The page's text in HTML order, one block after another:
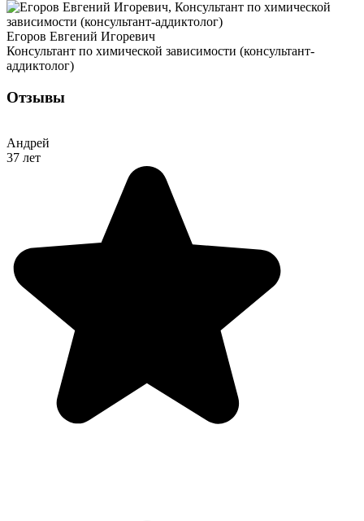
Егоров Евгений Игоревич
Консультант по химической зависимости (консультант-
аддиктолог)
Отзывы
Андрей
37 лет